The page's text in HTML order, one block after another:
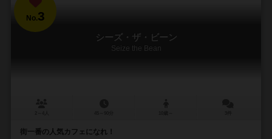
No.3
シーズ・ザ・ビーン
Seize the Bean
街一番の人気カフェになれ！